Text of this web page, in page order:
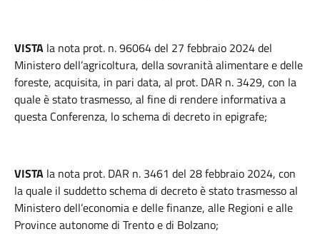
VISTA la nota prot. n. 96064 del 27 febbraio 2024 del
Ministero dell’agricoltura, della sovranità alimentare e delle
foreste, acquisita, in pari data, al prot. DAR n. 3429, con la
quale è stato trasmesso, al fine di rendere informativa a
questa Conferenza, lo schema di decreto in epigrafe;
VISTA la nota prot. DAR n. 3461 del 28 febbraio 2024, con
la quale il suddetto schema di decreto è stato trasmesso al
Ministero dell’economia e delle finanze, alle Regioni e alle
Province autonome di Trento e di Bolzano;